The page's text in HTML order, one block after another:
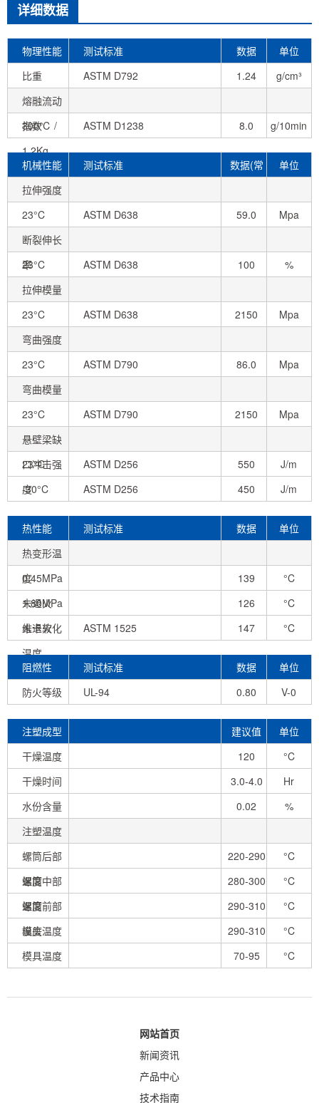
详细数据
物理性能 测试标准 数据
单位
比重
ASTM D792 1.24
g/cm³
熔融流动
指数
300℃ /
1.2Kg
ASTM D1238 8.0 g/10min
机械性能 测试标准
数据(常
单位
拉伸强度
23°C
ASTM D638 59.0
Mpa
断裂伸长
率
23°C ASTM D638 100
%
拉伸模量
23°C
ASTM D638 2150
Mpa
弯曲强度
23°C
ASTM D790 86.0
Mpa
弯曲模量
23°C
ASTM D790 2150
Mpa
悬壁梁缺
口冲击强
度
23°C ASTM D256 550
J/m
-30°C
ASTM D256 450 J/m
热性能 测试标准 数据
单位
热变形温
度
0.45MPa
未退火
139
°C
1.80MPa
未退火
126
°C
维卡软化
温度
ASTM 1525 147 °C
阻燃性 测试标准 数据
单位
防火等级
UL-94
0.80
mm
V-0
注塑成型
条件
建议值
单位
干燥温度
120
°C
干燥时间
3.0-4.0
Hr
水份含量
0.02
%
注塑温度
螺筒后部
温度
220-290
°C
螺筒中部
温度
280-300
°C
螺筒前部
温度
290-310
°C
模头温度
290-310
°C
模具温度
70-95 °C
网站首页
新闻资讯
产品中心
技术指南